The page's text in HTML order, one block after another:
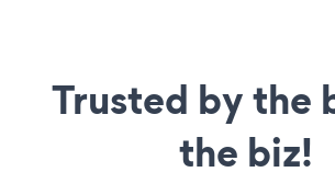
Trusted by the
the biz!